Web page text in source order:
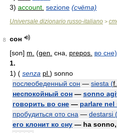
3) account. sezione (счёта)
Universale dizionario russo-italiano >
8
сон
[son] m. (gen. сна, prepos. во сне)
1.
1) ( senza pl. ) sonno
послеобеденный сон — siesta (f.
неспокойный сон — sonno
говорить во сне — parlare nel
пробудиться ото сна — destarsi (
его клонит ко сну — ha